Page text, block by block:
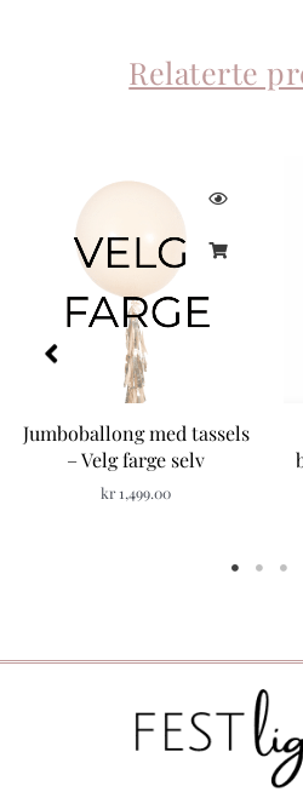
Relaterte
Jumboballong med tassels
– Velg farge selv
kr1,499.00